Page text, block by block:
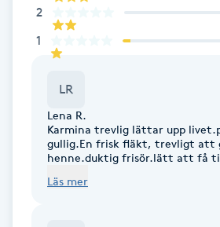
Fotsvamp
Fotvård
Fransborttagning
Fransfärgning
2
1
LR
Lena R.
Karmina trevlig lättar upp
gullig.En frisk fläkt, trevligt att
henne.duktig frisör.lätt att få
Läs mer